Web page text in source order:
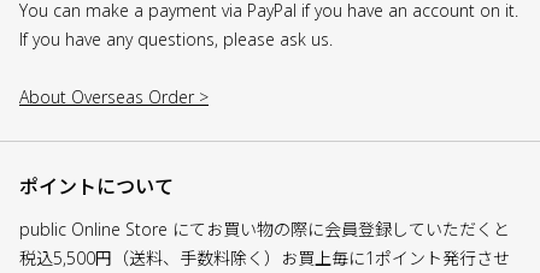
You can make a payment via PayPal if you have an account on it.
If you have any questions, please ask us.
About Overseas Order >
ポイントについて
public Online Store にてお買い物の際に会員登録していただくと
税込5,500円（送料、手数料除く）お買上毎に1ポイント発行させ